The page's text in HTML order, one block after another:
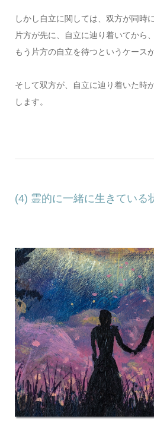
しかし自立に関しては、双方が同時
片方が先に、自立に辿り着いてから、
もう片方の自立を待つというケース
そして双方が、自立に辿り着いた時
します。
(4) 霊的に一緒に生きている